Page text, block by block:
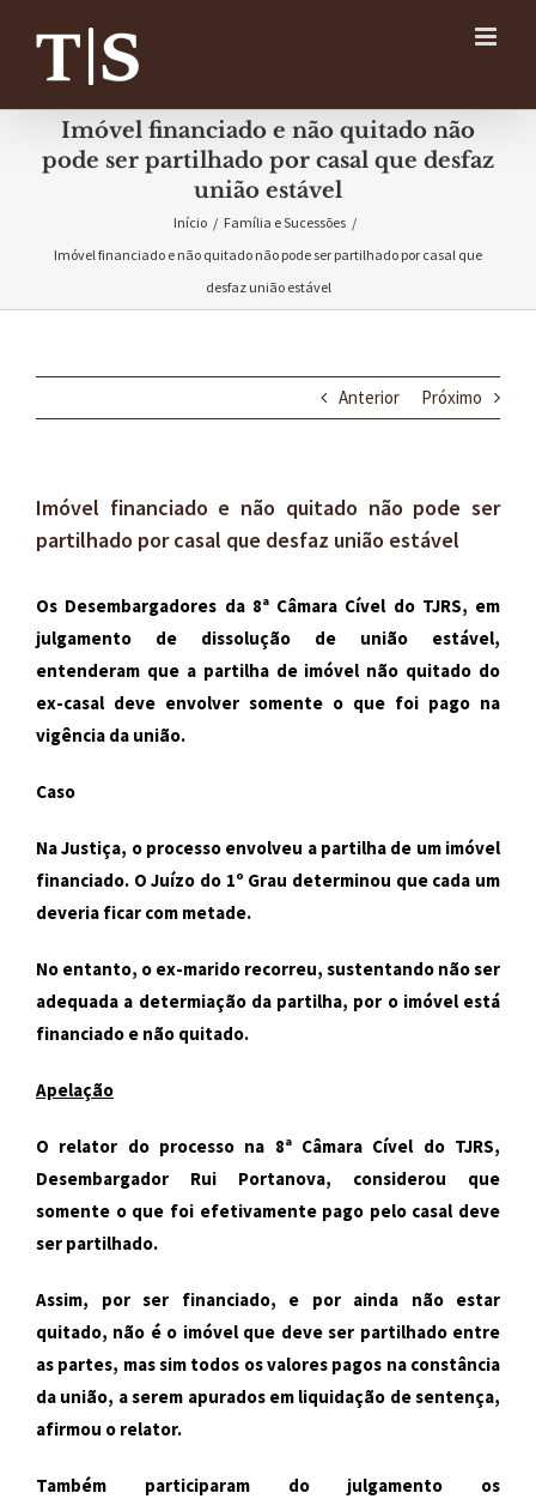
conteúdo
Imóvel financiado e não quitado não
pode ser partilhado por casal que desfaz
união estável
Início / Família e Sucessões /
Imóvel financiado e não quitado não pode ser partilhado por casal que
desfaz união estável
Anterior Próximo
Imóvel financiado e não quitado não pode ser
partilhado por casal que desfaz união estável
Os Desembargadores da 8ª Câmara Cível do TJRS, em
julgamento de dissolução de união estável,
entenderam que a partilha de imóvel não quitado do
ex-casal deve envolver somente o que foi pago na
vigência da união.
Caso
Na Justiça, o processo envolveu a partilha de um imóvel
financiado. O Juízo do 1º Grau determinou que cada um
deveria ficar com metade.
No entanto, o ex-marido recorreu, sustentando não ser
adequada a determiação da partilha, por o imóvel está
financiado e não quitado.
Apelação
O relator do processo na 8ª Câmara Cível do TJRS,
Desembargador Rui Portanova, considerou que
somente o que foi efetivamente pago pelo casal deve
ser partilhado.
Assim, por ser financiado, e por ainda não estar
quitado, não é o imóvel que deve ser partilhado entre
as partes, mas sim todos os valores pagos na constância
da união, a serem apurados em liquidação de sentença,
afirmou o relator.
Também participaram do julgamento os